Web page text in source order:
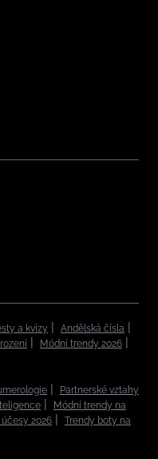
a kvízy
Andělská čísla
Módní trendy 2026
Partnerské vztahy
Módní trendy na
účesy 2026
Trendy boty na